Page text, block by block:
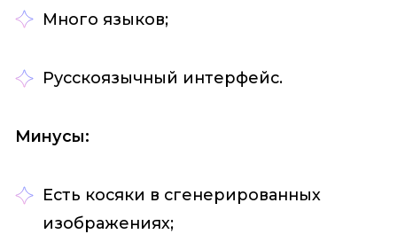
Много языков;
Русскоязычный интерфейс.
Минусы:
Есть косяки в сгенерированных
изображениях;